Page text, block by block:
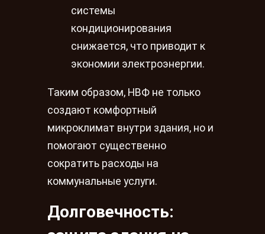
системы
кондиционирования
снижается, что приводит к
экономии электроэнергии.
Таким образом, НВФ не только
создают комфортный
микроклимат внутри здания, но и
помогают существенно
сократить расходы на
коммунальные услуги.
Долговечность: